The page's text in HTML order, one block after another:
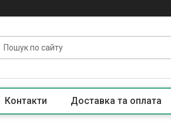
Контакти Доставка та оплата